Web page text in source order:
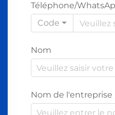
Téléphone/
Code
Nom
Nom de l'entreprise